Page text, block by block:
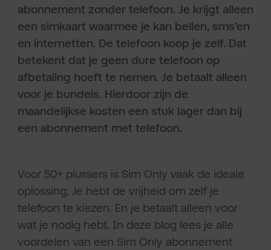
abonnement zonder telefoon. Je krijgt alleen
een simkaart waarmee je kan bellen, sms’en
en internetten. De telefoon koop je zelf. Dat
betekent dat je geen dure telefoon op
afbetaling hoeft te nemen. Je betaalt alleen
voor je bundels. Hierdoor zijn de
maandelijkse kosten een stuk lager dan bij
een abonnement met telefoon.
Voor 50+ plussers is Sim Only vaak de ideale
oplossing. Je hebt de vrijheid om zelf je
telefoon te kiezen. En je betaalt alleen voor
wat je nodig hebt. In deze blog lees je alle
voordelen van een Sim Only abonnement